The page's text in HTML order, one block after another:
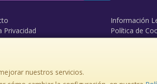
nuestros servicios.
Información
Privacidad
Política de
de Compra
Formas de